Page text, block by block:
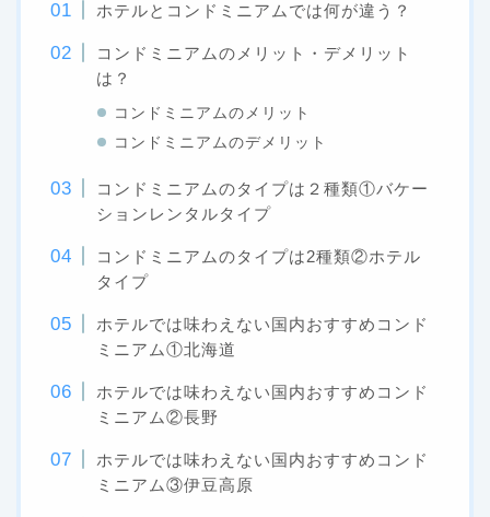
ホテルとコンドミニアムでは何が違う？
コンドミニアムのメリット・デメリット
は？
コンドミニアムのメリット
コンドミニアムのデメリット
コンドミニアムのタイプは２種類①バケー
ションレンタルタイプ
コンドミニアムのタイプは2種類②ホテル
タイプ
ホテルでは味わえない国内おすすめコンド
ミニアム①北海道
ホテルでは味わえない国内おすすめコンド
ミニアム②長野
ホテルでは味わえない国内おすすめコンド
ミニアム③伊豆高原